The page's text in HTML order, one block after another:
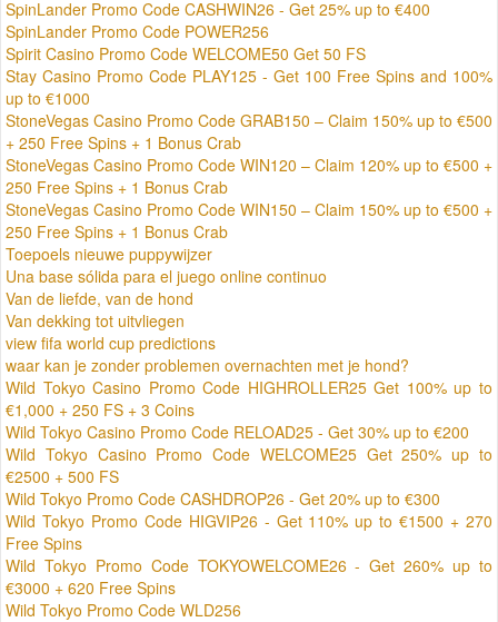
SpinLander Promo Code CASHWIN26 - Get 25% up to €400
SpinLander Promo Code POWER256
Spirit Casino Promo Code WELCOME50 Get 50 FS
Stay Casino Promo Code PLAY125 - Get 100 Free Spins and 100%
up to €1000
StoneVegas Casino Promo Code GRAB150 – Claim 150% up to €500
+ 250 Free Spins + 1 Bonus Crab
StoneVegas Casino Promo Code WIN120 – Claim 120% up to €500 +
250 Free Spins + 1 Bonus Crab
StoneVegas Casino Promo Code WIN150 – Claim 150% up to €500 +
250 Free Spins + 1 Bonus Crab
Toepoels nieuwe puppywijzer
Una base sólida para el juego online continuo
Van de liefde, van de hond
Van dekking tot uitvliegen
view fifa world cup predictions
waar kan je zonder problemen overnachten met je hond?
Wild Tokyo Casino Promo Code HIGHROLLER25 Get 100% up to
€1,000 + 250 FS + 3 Coins
Wild Tokyo Casino Promo Code RELOAD25 - Get 30% up to €200
Wild Tokyo Casino Promo Code WELCOME25 Get 250% up to
€2500 + 500 FS
Wild Tokyo Promo Code CASHDROP26 - Get 20% up to €300
Wild Tokyo Promo Code HIGVIP26 - Get 110% up to €1500 + 270
Free Spins
Wild Tokyo Promo Code TOKYOWELCOME26 - Get 260% up to
€3000 + 620 Free Spins
Wild Tokyo Promo Code WLD256